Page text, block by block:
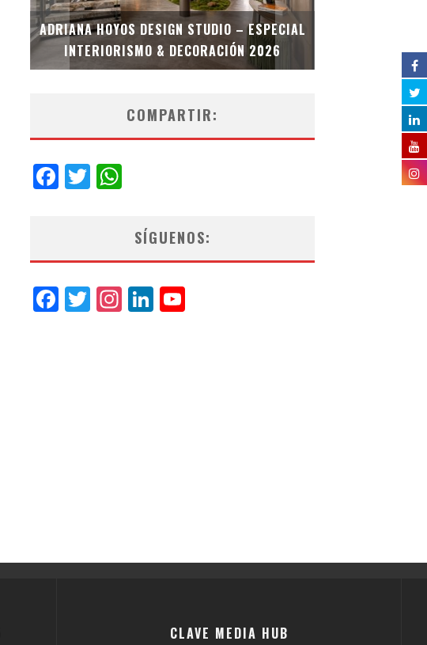
ADRIANA HOYOS DESIGN STUDIO – ESPECIAL
INTERIORISMO & DECORACIÓN 2026
COMPARTIR:
Facebook
Twitter
SÍGUENOS:
Facebook
Twitter
Instagram
LinkedIn
CLAVE MEDIA HUB